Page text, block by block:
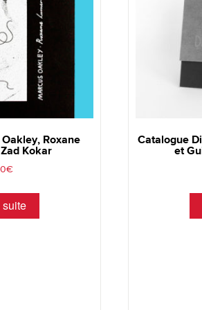
Roxane
Kokar
€
Catalogue
et